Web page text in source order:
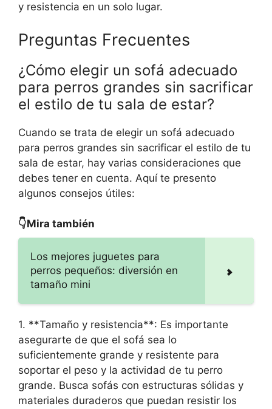
y resistencia en un solo lugar.
Preguntas Frecuentes
¿Cómo elegir un sofá adecuado
para perros grandes sin sacrificar
el estilo de tu sala de estar?
Cuando se trata de elegir un sofá adecuado
para perros grandes sin sacrificar el estilo de tu
sala de estar, hay varias consideraciones que
debes tener en cuenta. Aquí te presento
algunos consejos útiles:
👇Mira también
Los mejores juguetes para
perros pequeños: diversión en
tamaño mini
1. **Tamaño y resistencia**: Es importante
asegurarte de que el sofá sea lo
suficientemente grande y resistente para
soportar el peso y la actividad de tu perro
grande. Busca sofás con estructuras sólidas y
materiales duraderos que puedan resistir los